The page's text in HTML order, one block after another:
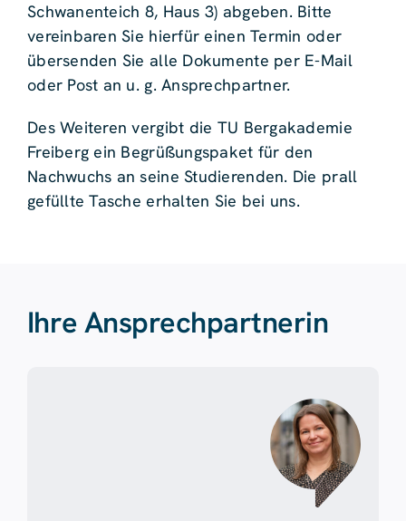
Schwanenteich 8, Haus 3) abgeben. Bitte
vereinbaren Sie hierfür einen Termin oder
übersenden Sie alle Dokumente per E-Mail
oder Post an u. g. Ansprechpartner.
Des Weiteren vergibt die TU Bergakademie
Freiberg ein Begrüßungspaket für den
Nachwuchs an seine Studierenden. Die prall
gefüllte Tasche erhalten Sie bei uns.
Ihre Ansprechpartnerin